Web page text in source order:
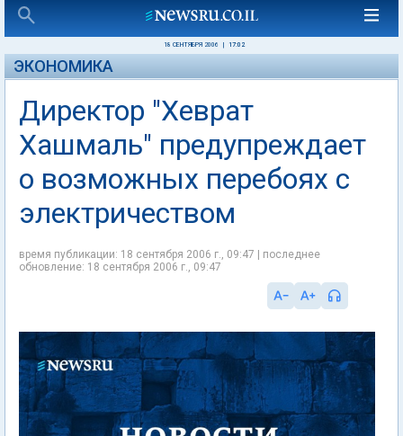
18 СЕНТЯБРЯ 2006 17:02
ЭКОНОМИКА
Директор "Хеврат
Хашмаль" предупреждает
о возможных перебоях с
электричеством
время публикации: 18 сентября 2006 г., 09:47 | последнее
обновление: 18 сентября 2006 г., 09:47